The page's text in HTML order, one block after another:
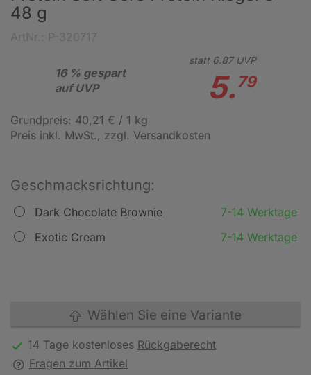
48 g
16 % gespart
auf UVP
statt 6.87UVP
5. 79
Grundpreis: 40,21 € / 1 kg
Preis inkl. MwSt., zzgl. Versandkosten
Geschmacksrichtung:
Dark Chocolate Brownie
7-14 Werktage
Exotic Cream
7-14 Werktage
Wählen Sie eine Variante
14 Tage kostenloses Rückgaberecht
Fragen zum Artikel